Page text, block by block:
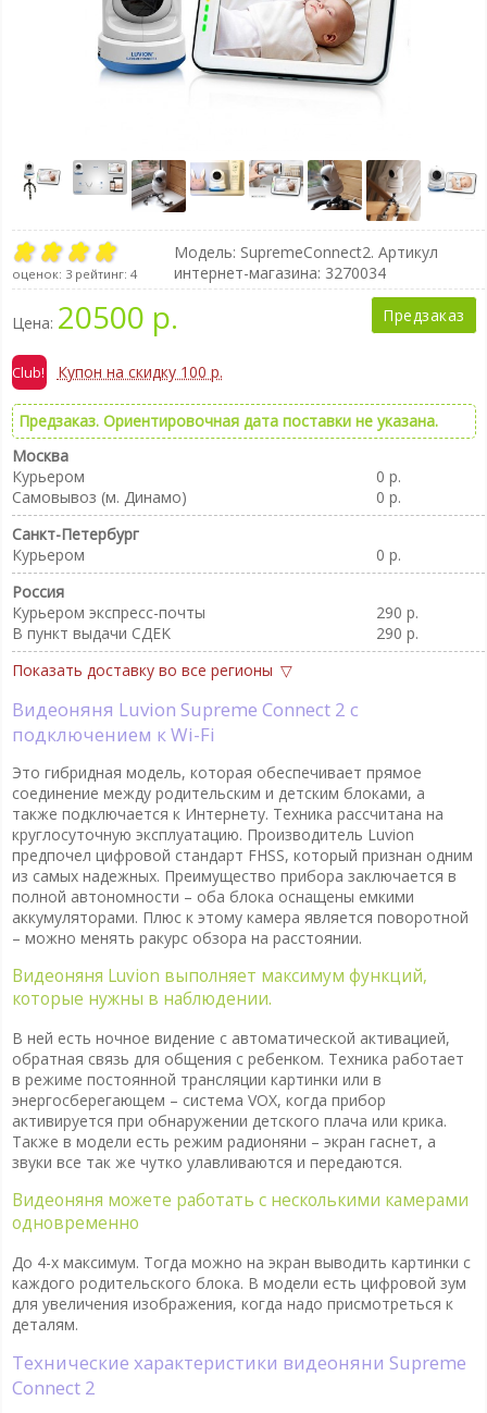
оценок: 3рейтинг: 4
Модель: SupremeConnect2. Артикул
интернет-магазина: 3270034
Цена: 20500 р. Предзаказ
Купон на скидку 100 р.
Предзаказ. Ориентировочная дата поставки не указана.
Москва
Курьером
0 р.
Самовывоз (м. Динамо)
0 р.
Санкт-Петербург
Курьером
0 р.
Россия
Курьером экспресс-почты
290 р.
В пункт выдачи CДEK
290 р.
Показать доставку во все регионы
Видеоняня Luvion Supreme Connect 2 с
подключением к Wi-Fi
Это гибридная модель, которая обеспечивает прямое
соединение между родительским и детским блоками, а
также подключается к Интернету. Техника рассчитана на
круглосуточную эксплуатацию. Производитель Luvion
предпочел цифровой стандарт FHSS, который признан одним
из самых надежных. Преимущество прибора заключается в
полной автономности – оба блока оснащены емкими
аккумуляторами. Плюс к этому камера является поворотной
– можно менять ракурс обзора на расстоянии.
Видеоняня Luvion выполняет максимум функций,
которые нужны в наблюдении.
В ней есть ночное видение с автоматической активацией,
обратная связь для общения с ребенком. Техника работает
в режиме постоянной трансляции картинки или в
энергосберегающем – система VOX, когда прибор
активируется при обнаружении детского плача или крика.
Также в модели есть режим радионяни – экран гаснет, а
звуки все так же чутко улавливаются и передаются.
Видеоняня можете работать с несколькими камерами
одновременно
До 4-х максимум. Тогда можно на экран выводить картинки с
каждого родительского блока. В модели есть цифровой зум
для увеличения изображения, когда надо присмотреться к
деталям.
Технические характеристики видеоняни Supreme
Connect 2